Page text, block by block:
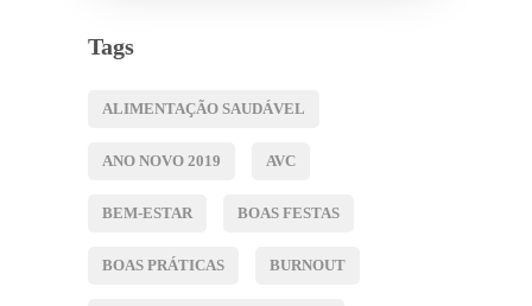
Tags
ALIMENTAÇÃO SAUDÁVEL
ANO NOVO 2019 AVC
BEM-ESTAR BOAS FESTAS
BOAS PRÁTICAS BURNOUT